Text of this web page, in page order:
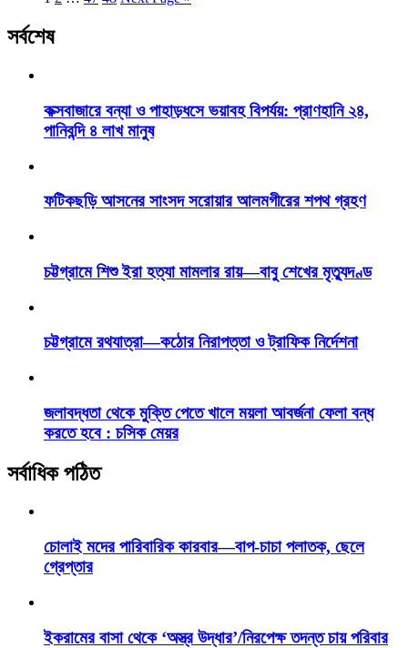
সর্বশেষ
কক্সবাজারে বন্যা ও পাহাড়ধসে ভয়াবহ বিপর্যয়: প্রাণহানি ২৪,
পানিবন্দি ৪ লাখ মানুষ
ফটিকছড়ি আসনের সাংসদ সরোয়ার আলমগীরের শপথ গ্রহণ
চট্টগ্রামে শিশু ইরা হত্যা মামলার রায়—বাবু শেখের মৃত্যুদণ্ড
চট্টগ্রামে রথযাত্রা—কঠোর নিরাপত্তা ও ট্রাফিক নির্দেশনা
জলাবদ্ধতা থেকে মুক্তি পেতে খালে ময়লা আবর্জনা ফেলা বন্ধ
করতে হবে : চসিক মেয়র
সর্বাধিক পঠিত
চোলাই মদের পারিবারিক কারবার—বাপ-চাচা পলাতক, ছেলে
গ্রেপ্তার
ইকরামের বাসা থেকে ‘অস্ত্র উদ্ধার’/নিরপেক্ষ তদন্ত চায় পরিবার